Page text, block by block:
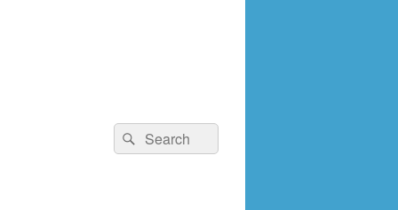
検
索:
検
索